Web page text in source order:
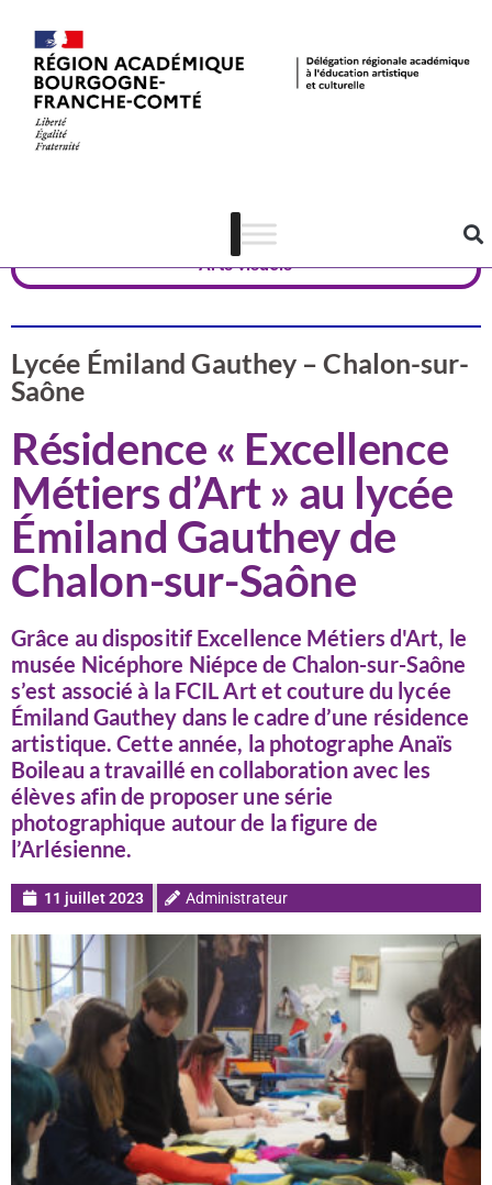
Arts visuels
Lycée Émiland Gauthey – Chalon-sur-
Saône
Résidence « Excellence
Métiers d’Art » au lycée
Émiland Gauthey de
Chalon-sur-Saône
Grâce au dispositif Excellence Métiers d'Art, le
musée Nicéphore Niépce de Chalon-sur-Saône
s’est associé à la FCIL Art et couture du lycée
Émiland Gauthey dans le cadre d’une résidence
artistique. Cette année, la photographe Anaïs
Boileau a travaillé en collaboration avec les
élèves afin de proposer une série
photographique autour de la figure de
l’Arlésienne.
11 juillet 2023 Administrateur